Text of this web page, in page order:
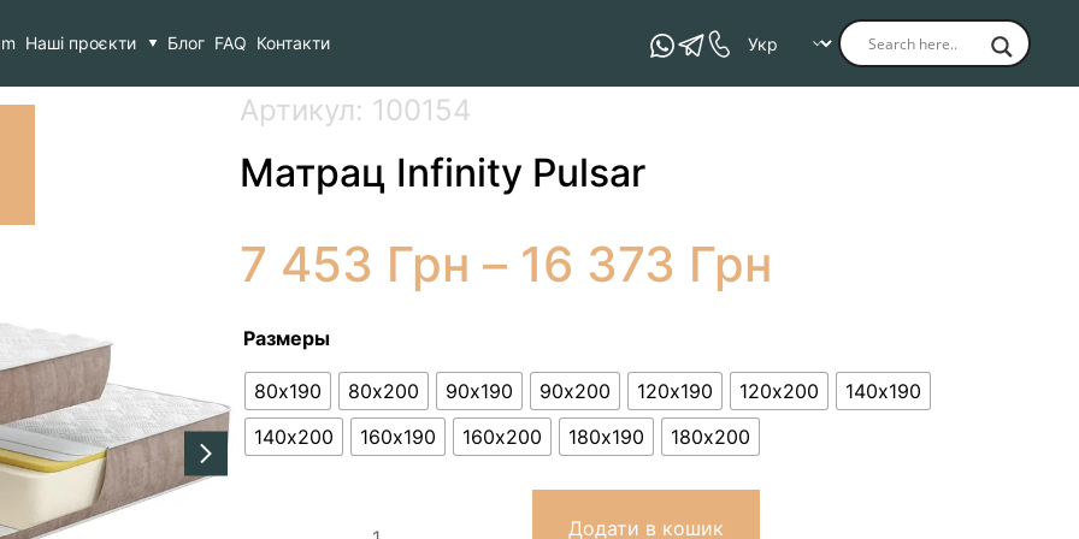
Наші проєкти Блог FAQ Контакти
Артикул: 100154
Матрац Infinity Pulsar
7 453 Грн – 16 373 Грн
Размеры
80х190 80х200 90х190 90х200 120х190 120х200
140х190
140х200
160х190 160х200 180х190 180х200
Додати в кошик